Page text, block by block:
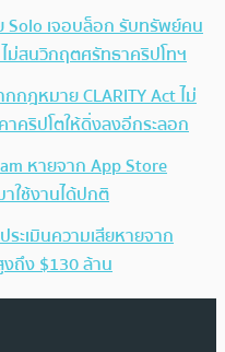
Solo เจอบล็อก รับทรัพย์คน
ม่สนวิกฤตศรัทธาคริปโทฯ
กฎหมาย CLARITY Act ไม่
คริปโตให้ดิ่งลงอีกระลอก
หายจาก App Store
ใช้งานได้ปกติ
ระเมินความเสียหายจาก
ถึง $130 ล้าน